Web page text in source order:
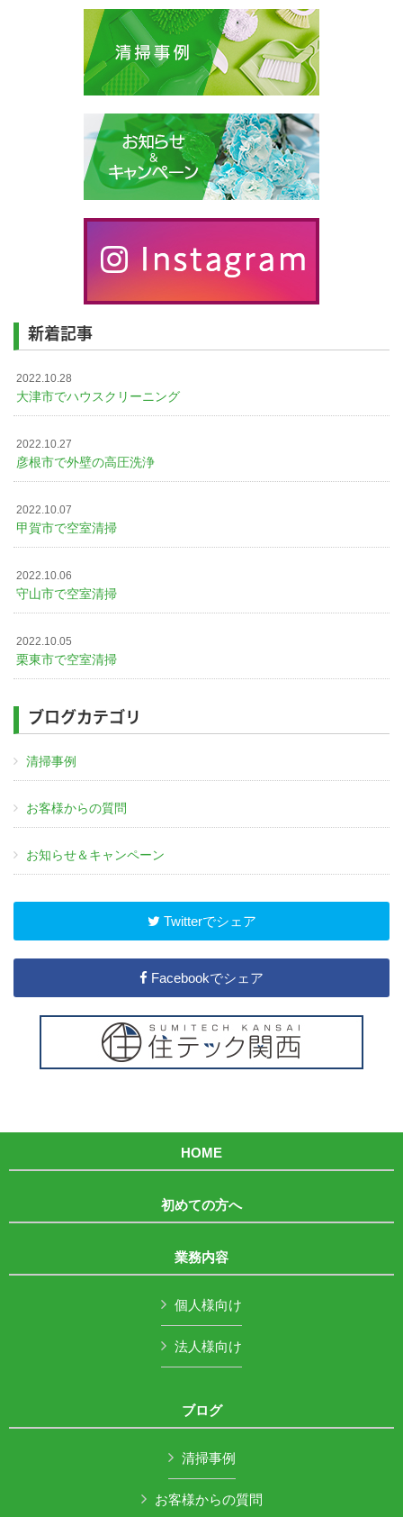
新着記事
2022.10.28
大津市でハウスクリーニング
2022.10.27
彦根市で外壁の高圧洗浄
2022.10.07
甲賀市で空室清掃
2022.10.06
守山市で空室清掃
2022.10.05
栗東市で空室清掃
ブログカテゴリ
清掃事例
お客様からの質問
お知らせ＆キャンペーン
Twitterでシェア
Facebookでシェア
HOME
初めての方へ
業務内容
個人様向け
法人様向け
ブログ
清掃事例
お客様からの質問